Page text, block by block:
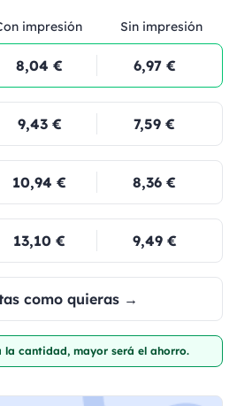
impresión Sin impresión
8,04 € 6,97 €
9,43 € 7,59 €
10,94 € 8,36 €
13,10 € 9,49 €
como quieras →
la cantidad, mayor será el ahorro.